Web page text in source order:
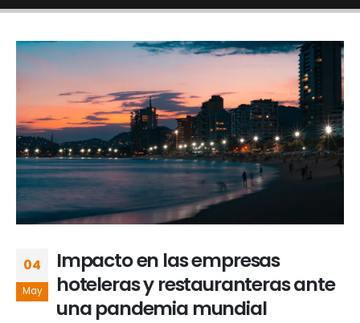
04
May
Impacto en las empresas
hoteleras y restauranteras ante
una pandemia mundial